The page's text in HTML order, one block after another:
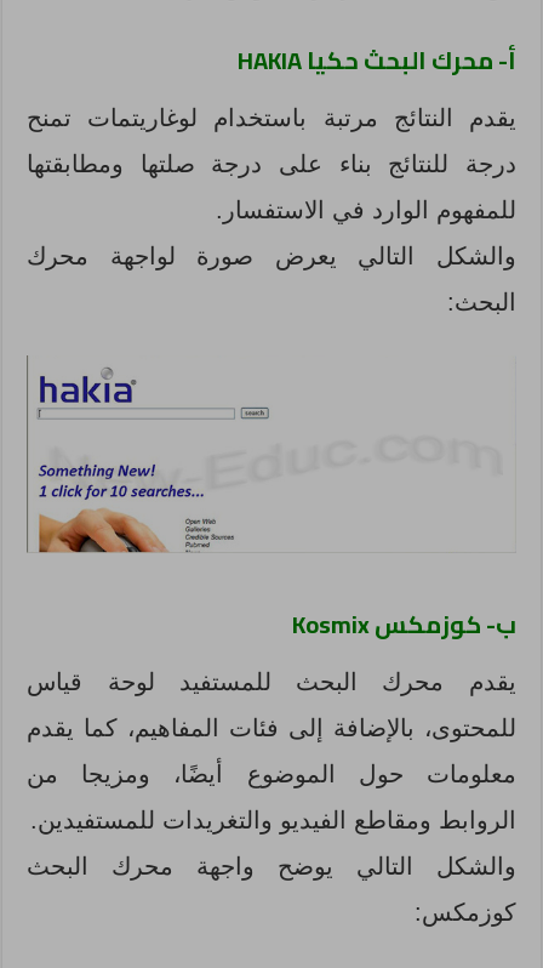
أ- محرك البحث حكيا HAKIA
يقدم النتائج مرتبة باستخدام لوغاريتمات تمنح
درجة للنتائج بناء على درجة صلتها ومطابقتها
للمفهوم الوارد في الاستفسار.
والشكل التالي يعرض صورة لواجهة محرك
البحث:
ب-كوزمكس Kosmix
يقدم محرك البحث للمستفيد لوحة قياس
للمحتوى، بالإضافة إلى فئات المفاهيم، كما يقدم
معلومات حول الموضوع أيضًا، ومزيجا من
الروابط ومقاطع الفيديو والتغريدات للمستفيدين.
والشكل التالي يوضح واجهة محرك البحث
كوزمكس: